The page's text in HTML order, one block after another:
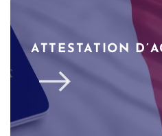
ATTESTATION